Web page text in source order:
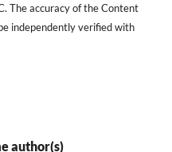
The accuracy of the Content
independently verified with
author(s)